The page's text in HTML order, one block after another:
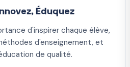
Éduquez
d'inspirer chaque élève,
d'enseignement, et
de qualité.